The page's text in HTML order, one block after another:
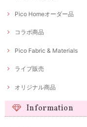
Pico Homeオーダー品
コラボ商品
Pico Fabric & Materials
ライブ販売
オリジナル商品
Information